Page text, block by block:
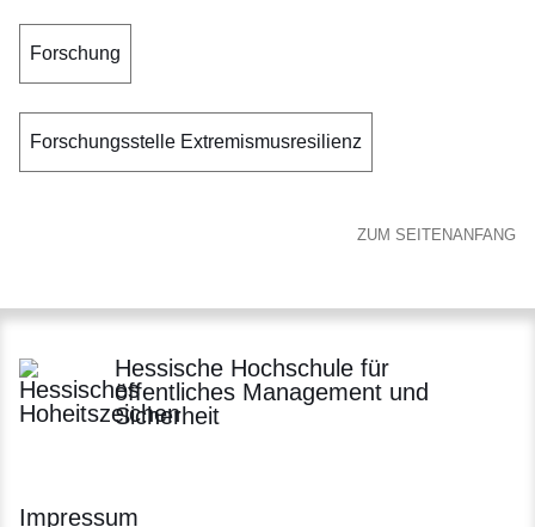
Forschung
Forschungsstelle Extremismusresilienz
ZUM SEITENANFANG
Hessische Hochschule für
öffentliches Management und
Sicherheit
Impressum